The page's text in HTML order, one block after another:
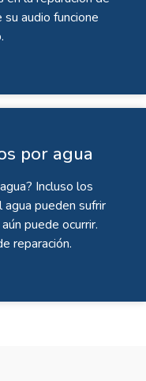
audio funcione
por agua
Incluso los
pueden sufrir
puede ocurrir.
reparación.